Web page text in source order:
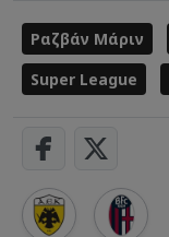
Ραζβάν Μάριν
Super League